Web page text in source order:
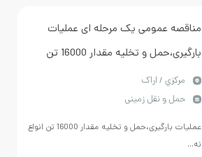
مناقصه عمومی یک مرحله ای عملیات
بارگیری،حمل و تخلیه مقدار 16000 تن
انواع نهاده های کشاورزی
مركزي / اراک
حمل و نقل زمینی
عملیات بارگیری،حمل و تخلیه مقدار 16000 تن انواع
نه...